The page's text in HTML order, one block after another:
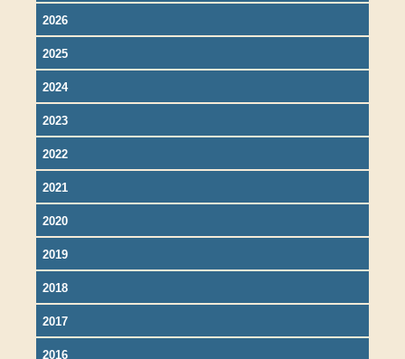
2026
2025
2024
2023
2022
2021
2020
2019
2018
2017
2016